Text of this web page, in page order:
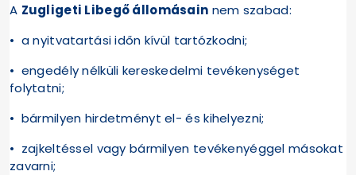
A Zugligeti Libegő állomásain nem szabad:
• a nyitvatartási időn kívül tartózkodni;
• engedély nélküli kereskedelmi tevékenységet
folytatni;
• bármilyen hirdetményt el- és kihelyezni;
• zajkeltéssel vagy bármilyen tevékenyéggel másokat
zavarni;